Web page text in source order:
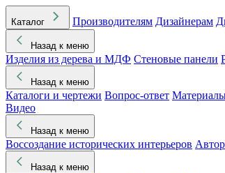
Каталог Производителям Дизайнерам
Назад к меню
Изделия из дерева и МДФ Стеновые панели
Назад к меню
Каталоги и чертежи Вопрос-ответ
Видео
Назад к меню
Воссоздание исторических интерьеров
Назад к меню